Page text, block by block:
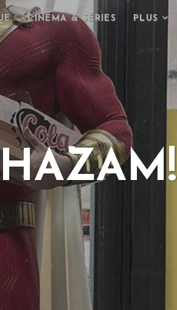
CINÉMA & SÉRIES PLUS